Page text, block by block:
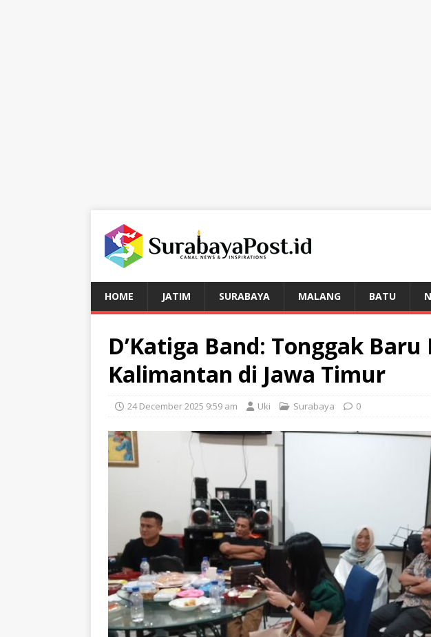
HOME JATIM SURABAYA MALANG BATU
D’Katiga Band: Tonggak Baru
Kalimantan di Jawa Timur
24 December 2025 9:59 am Uki Surabaya 0